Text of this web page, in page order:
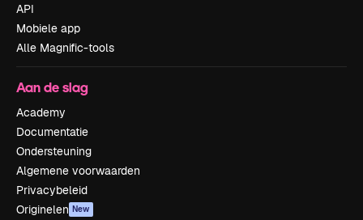
API
Mobiele app
Alle Magnific-tools
Aan de slag
Academy
Documentatie
Ondersteuning
Algemene voorwaarden
Privacybeleid
Originelen New